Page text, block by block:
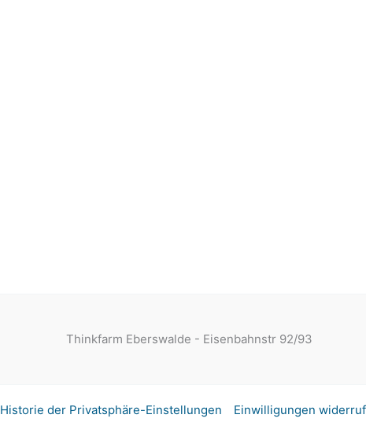
Thinkfarm Eberswalde - Eisenbahnstr 92/93
Historie der Privatsphäre-Einstellungen Einwilligungen